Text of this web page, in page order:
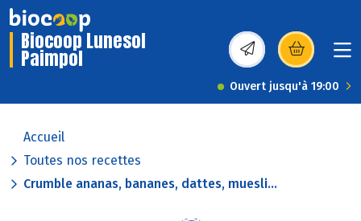
Biocoop Lunesol
Paimpol (s’ouvre dans une
Ouvert jusqu'à 19:00
Accueil
Toutes nos recettes
Crumble ananas, bananes, dattes, muesli...